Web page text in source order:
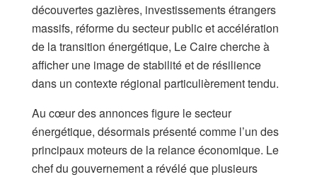
découvertes gazières, investissements étrangers
massifs, réforme du secteur public et accélération
de la transition énergétique, Le Caire cherche à
afficher une image de stabilité et de résilience
dans un contexte régional particulièrement tendu.
Au cœur des annonces figure le secteur
énergétique, désormais présenté comme l’un des
principaux moteurs de la relance économique. Le
chef du gouvernement a révélé que plusieurs